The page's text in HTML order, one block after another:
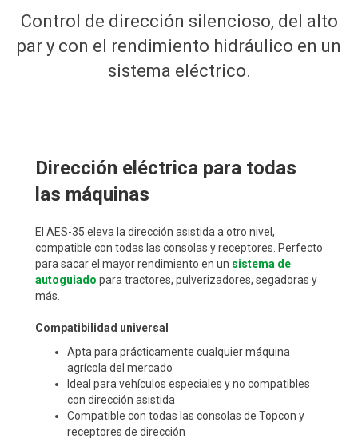
Control de dirección silencioso, del alto
par y con el rendimiento hidráulico en un
sistema eléctrico.
Dirección eléctrica para todas
las máquinas
El AES-35 eleva la dirección asistida a otro nivel,
compatible con todas las consolas y receptores. Perfecto
para sacar el mayor rendimiento en un sistema de
autoguiado para tractores, pulverizadores, segadoras y
más.
Compatibilidad universal
Apta para prácticamente cualquier máquina
agrícola del mercado
Ideal para vehículos especiales y no compatibles
con dirección asistida
Compatible con todas las consolas de Topcon y
receptores de dirección